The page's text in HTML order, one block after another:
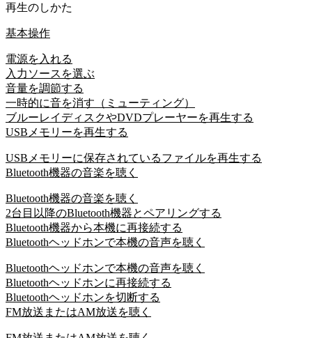
再生のしかた
基本操作
電源を入れる
入力ソースを選ぶ
音量を調節する
一時的に音を消す（ミューティング）
ブルーレイディスクやDVDプレーヤーを再生する
USBメモリーを再生する
USBメモリーに保存されているファイルを再生する
Bluetooth機器の音楽を聴く
Bluetooth機器の音楽を聴く
2台目以降のBluetooth機器とペアリングする
Bluetooth機器から本機に再接続する
Bluetoothヘッドホンで本機の音声を聴く
Bluetoothヘッドホンで本機の音声を聴く
Bluetoothヘッドホンに再接続する
Bluetoothヘッドホンを切断する
FM放送またはAM放送を聴く